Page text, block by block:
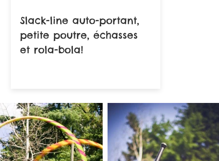
Slack-line auto-portant,
petite poutre, échasses
et rola-bola!